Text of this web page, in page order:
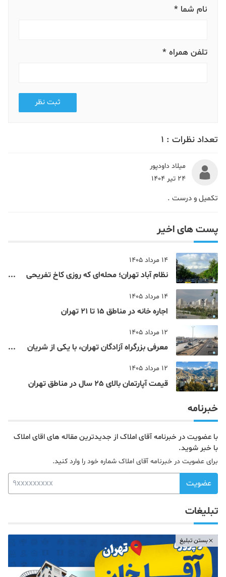
نام شما *
تلفن همراه *
ثبت نظر
تعداد نظرات : 1
میلاد داودپور
24 تیر 1404
تکمیل و درست .
پست های اخیر
14 مرداد 1405
نظام‌ آباد تهران؛ محله‌ای که روزی کاخ تفریحی
14 مرداد 1405
اجاره خانه در مناطق 15 تا 21 تهران
12 مرداد 1405
معرفی بزرگراه آزادگان تهران، با یکی از شریان
12 مرداد 1405
قیمت آپارتمان بالای 25 سال در مناطق تهران
خبرنامه
با عضویت در خبرنامه آقای املاک از جدیدترین مقاله های اقای املاک
با خبر شوید.
برای عضویت در خبرنامه آقای املاک شماره خود را وارد کنید.
عضویت
تبلیغات
بستن تبلیغ